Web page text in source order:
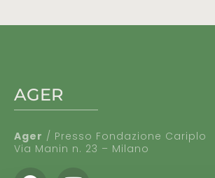
AGER
Ager / Presso Fondazione Cariplo
Via Manin n. 23 – Milano